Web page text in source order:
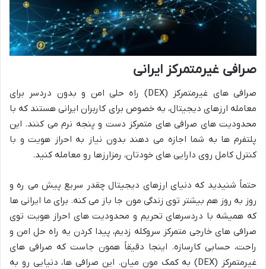
صرافی غیرمتمرکز ایرانی
صرافی های غیرمتمرکز (DEX) راه حلی امن و بدون دردسر برای
معامله ارزهای دیجیتال، به خصوص برای کاربران ایرانی هستند که با
محدودیت های صرافی های متمرکز دست و پنجه نرم می کنند. این
پلتفرم ها به شما اجازه می دهند بدون نیاز به احراز هویت و با
کنترل کامل روی دارایی های خودتان، رمزارزها رو معامله کنید.
حتماً شنیدید که دنیای ارزهای دیجیتال چقدر سریع پیش می ره و
روز به روز هم بیشتر توی زندگی مون جا باز می کنه. برای ما ایرانی ها
که همیشه با دردسرهای تحریم و محدودیت های احراز هویت توی
صرافی های خارجی متمرکز سروکله زدیم، پیدا کردن یه راه حل امن و
راحت، حسابی کارسازه. اینجا دقیقاً همون جاست که صرافی های
غیرمتمرکز (DEX) به کمک مون میان. این صرافی ها، دنیایی رو به